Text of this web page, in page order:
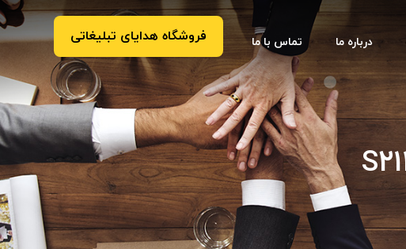
فروشگاه هدایای تبلیغاتی درباره ما تماس با ما